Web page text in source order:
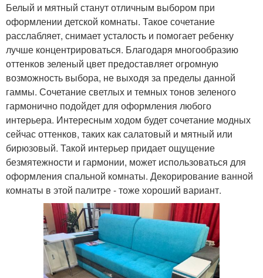
Белый и мятный станут отличным выбором при
оформлении детской комнаты. Такое сочетание
расслабляет, снимает усталость и помогает ребенку
лучше концентрироваться. Благодаря многообразию
оттенков зеленый цвет предоставляет огромную
возможность выбора, не выходя за пределы данной
гаммы. Сочетание светлых и темных тонов зеленого
гармонично подойдет для оформления любого
интерьера. Интересным ходом будет сочетание модных
сейчас оттенков, таких как салатовый и мятный или
бирюзовый. Такой интерьер придает ощущение
безмятежности и гармонии, может использоваться для
оформления спальной комнаты. Декорирование ванной
комнаты в этой палитре - тоже хороший вариант.